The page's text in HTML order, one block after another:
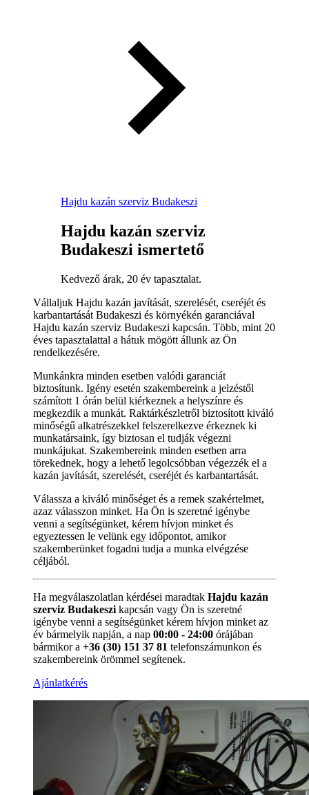
Hajdu kazán szerviz Budakeszi
Hajdu kazán szerviz
Budakeszi ismertető
Kedvező árak, 20 év tapasztalat.
Vállaljuk Hajdu kazán javítását, szerelését, cseréjét és
karbantartását Budakeszi és környékén garanciával
Hajdu kazán szerviz Budakeszi kapcsán. Több, mint 20
éves tapasztalattal a hátuk mögött állunk az Ön
rendelkezésére.
Munkánkra minden esetben valódi garanciát
biztosítunk. Igény esetén szakembereink a jelzéstől
számított 1 órán belül kiérkeznek a helyszínre és
megkezdik a munkát. Raktárkészletről biztosított kiváló
minőségű alkatrészekkel felszerelkezve érkeznek ki
munkatársaink, így biztosan el tudják végezni
munkájukat. Szakembereink minden esetben arra
törekednek, hogy a lehető legolcsóbban végezzék el a
kazán javítását, szerelését, cseréjét és karbantartását.
Válassza a kiváló minőséget és a remek szakértelmet,
azaz válasszon minket. Ha Ön is szeretné igénybe
venni a segítségünket, kérem hívjon minket és
egyeztessen le velünk egy időpontot, amikor
szakemberünket fogadni tudja a munka elvégzése
céljából.
Ha megválaszolatlan kérdései maradtak Hajdu kazán
szerviz Budakeszi kapcsán vagy Ön is szeretné
igénybe venni a segítségünket kérem hívjon minket az
év bármelyik napján, a nap 00:00 - 24:00 órájában
bármikor a +36 (30) 151 37 81 telefonszámunkon és
szakembereink örömmel segítenek.
Ajánlatkérés